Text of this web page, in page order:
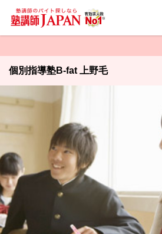
個別指導塾B-fat 上野毛